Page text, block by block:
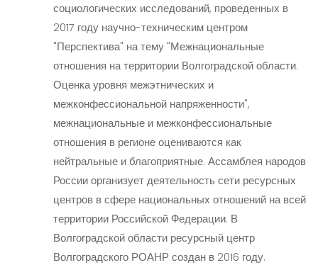
социологических исследований, проведенных в
2017 году научно-техническим центром
"Перспектива" на тему "Межнациональные
отношения на территории Волгоградской области.
Оценка уровня межэтнических и
межконфессиональной напряженности",
межнациональные и межконфессиональные
отношения в регионе оцениваются как
нейтральные и благоприятные. Ассамблея народов
России организует деятельность сети ресурсных
центров в сфере национальных отношений на всей
территории Российской Федерации. В
Волгоградской области ресурсный центр
Волгоградского РОАНР создан в 2016 году.